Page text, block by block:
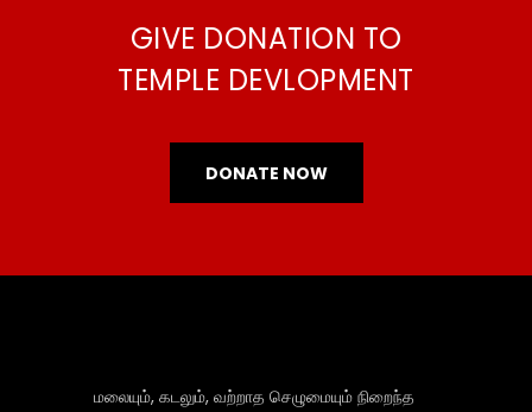
GIVE DONATION TO
TEMPLE DEVLOPMENT
DONATE NOW
மலையும், கடலும், வற்றாத செழுமையும் நிறைந்த